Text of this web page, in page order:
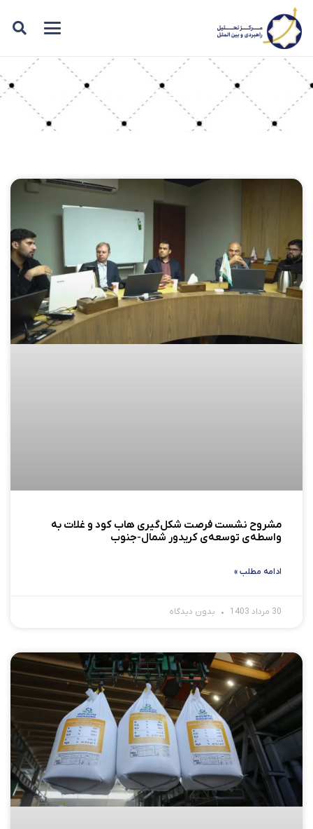
برچسب: ترانزیت
مشروح نشست فرصت شکل‌گیری هاب کود و غلات به
واسطه‌ی توسعه‌ی کریدور شمال-جنوب
ادامه مطلب »
30 مرداد 1403 بدون دیدگاه